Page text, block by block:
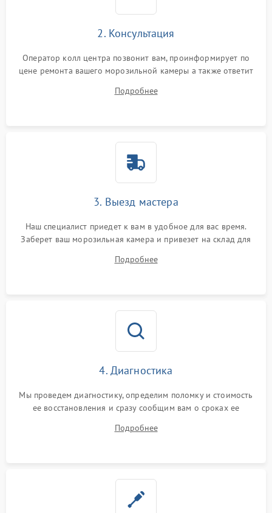
2. Консультация
Оператор колл центра позвонит вам, проинформирует по
цене ремонта вашего морозильной камеры а также ответит
Подробнее
3. Выезд мастера
Наш специалист приедет к вам в удобное для вас время.
Заберет ваш морозильная камера и привезет на склад для
Подробнее
4. Диагностика
Мы проведем диагностику, определим поломку и стоимость
ее восстановления и сразу сообщим вам о сроках ее
Подробнее